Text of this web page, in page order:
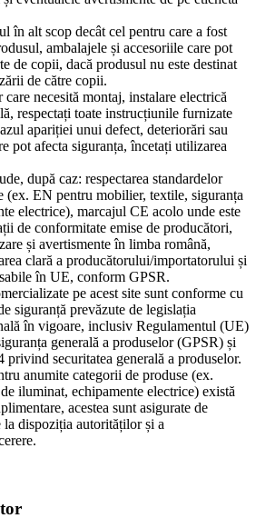
în alt scop decât cel pentru care a fost
ambalajele și accesoriile care pot
de copii, dacă produsul nu este destinat
de către copii.
necesită montaj, instalare electrică
respectați toate instrucțiunile furnizate
apariției unui defect, deteriorări sau
pot afecta siguranța, încetați utilizarea
după caz: respectarea standardelor
(ex. EN pentru mobilier, textile, siguranța
electrice), marcajul CE acolo unde este
de conformitate emise de producători,
și avertismente în limba română,
clară a producătorului/importatorului și
în UE, conform GPSR.
pe acest site sunt conforme cu
siguranță prevăzute de legislația
în vigoare, inclusiv Regulamentul (UE)
generală a produselor (GPSR) și
privind securitatea generală a produselor.
anumite categorii de produse (ex.
iluminat, echipamente electrice) există
acestea sunt asigurate de
la dispoziția autorităților și a